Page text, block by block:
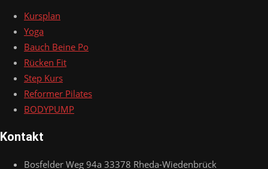
Kursplan
Yoga
Bauch Beine Po
Rücken Fit
Step Kurs
Reformer Pilates
BODYPUMP
Kontakt
Bosfelder Weg 94a 33378 Rheda-Wiedenbrück